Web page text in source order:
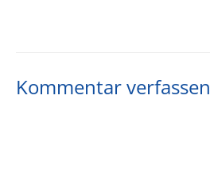
Kommentar verfassen